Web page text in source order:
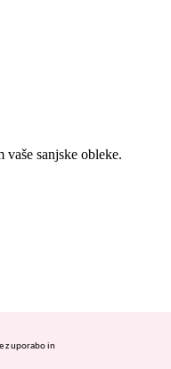
vaše sanjske obleke.
z uporabo in